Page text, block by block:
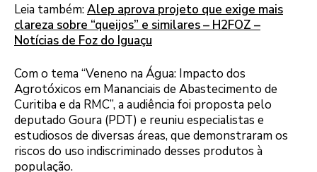
Leia também:Alep aprova projeto que exige mais
clareza sobre “queijos” e similares – H2FOZ –
Notícias de Foz do Iguaçu
Com o tema “Veneno na Água: Impacto dos
Agrotóxicos em Mananciais de Abastecimento de
Curitiba e da RMC”, a audiência foi proposta pelo
deputado Goura (PDT) e reuniu especialistas e
estudiosos de diversas áreas, que demonstraram os
riscos do uso indiscriminado desses produtos à
população.